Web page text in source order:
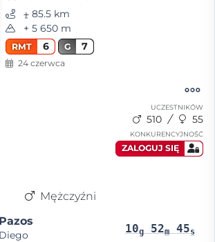
⨦ 85.5 km
+ 5 650 m
RMT 6 G 7
24 czerwca
UCZESTNIKÓW
510 55
KONKURENCYJNOŚĆ
ZALOGUJ SIĘ
Mężczyźni
Pazos
Diego 10g 52m 45s